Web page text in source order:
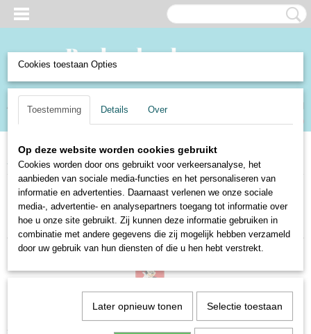
Inloggen Registreren
(0)
Home>Speelgoed en Spellen>Spellen>Kaartspellen>Speelkaarten
Sorteer op:
Reuze speelkaarten - Mickey Mouse
Cookies toestaan Opties
Toestemming Details Over
Op deze website worden cookies gebruikt
Cookies worden door ons gebruikt voor verkeersanalyse, het
aanbieden van sociale media-functies en het personaliseren van
informatie en advertenties. Daarnaast verlenen we onze sociale
media-, advertentie- en analysepartners toegang tot informatie over
hoe u onze site gebruikt. Zij kunnen deze informatie gebruiken in
combinatie met andere gegevens die zij mogelijk hebben verzameld
door uw gebruik van hun diensten of die u hen hebt verstrekt.
Later opnieuw tonen Selectie toestaan